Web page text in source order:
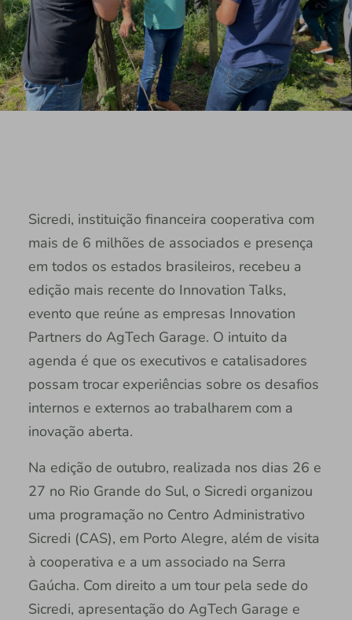
Sicredi, instituição financeira cooperativa com
mais de 6 milhões de associados e presença
em todos os estados brasileiros, recebeu a
edição mais recente do Innovation Talks,
evento que reúne as empresas Innovation
Partners do AgTech Garage. O intuito da
agenda é que os executivos e catalisadores
possam trocar experiências sobre os desafios
internos e externos ao trabalharem com a
inovação aberta.
Na edição de outubro, realizada nos dias 26 e
27 no Rio Grande do Sul, o Sicredi organizou
uma programação no Centro Administrativo
Sicredi (CAS), em Porto Alegre, além de visita
à cooperativa e a um associado na Serra
Gaúcha. Com direito a um tour pela sede do
Sicredi, apresentação do AgTech Garage e